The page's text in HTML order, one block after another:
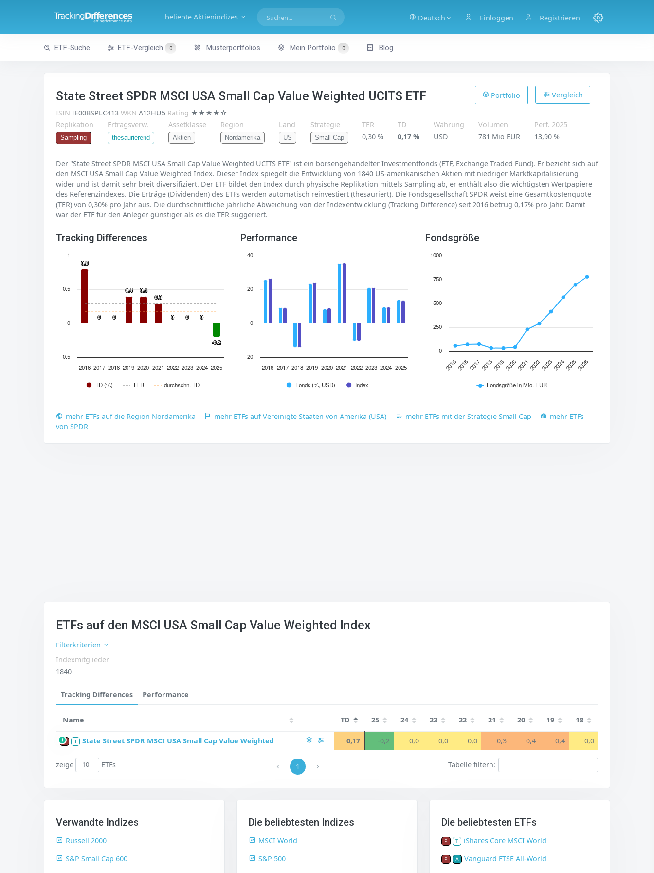
Deutsch Einloggen Registrieren
beliebte Aktienindizes
ETF-Suche ETF-Vergleich 0 Musterportfolios Mein Portfolio 0 Blog
State Street SPDR MSCI USA Small Cap Value Weighted UCITS ETF Vergleich
Portfolio
ISIN IE00BSPLC413 WKN A12HU5 Rating ★★★★☆
Replikation
Sampling
Ertragsverw.
thesaurierend
Assetklasse
Aktien
Region
Nordamerika
Land
US
Strategie
Small Cap
TER
0,30 %
TD
0,17 %
Währung
USD
Volumen
781 Mio EUR
Perf. 2025
13,90 %
Der "State Street SPDR MSCI USA Small Cap Value Weighted UCITS ETF" ist ein börsengehandelter Investmentfonds (ETF, Exchange Traded Fund). Er bezieht sich auf
den MSCI USA Small Cap Value Weighted Index. Dieser Index spiegelt die Entwicklung von 1840 US-amerikanischen Aktien mit niedriger Marktkapitalisierung
wider und ist damit sehr breit diversifiziert. Der ETF bildet den Index durch physische Replikation mittels Sampling ab, er enthält also die wichtigsten Wertpapiere
des Referenzindexes. Die Erträge (Dividenden) des ETFs werden automatisch reinvestiert (thesauriert). Die Fondsgesellschaft SPDR weist eine Gesamtkostenquote
(TER) von 0,30% pro Jahr aus. Die durchschnittliche jährliche Abweichung von der Indexentwicklung (Tracking Difference) seit 2016 betrug 0,17% pro Jahr. Damit
war der ETF für den Anleger günstiger als es die TER suggeriert.
Tracking Differences
0.8
0.8
0
0 0
0
0.4
0.4 0.4
0.4
0.3
0.3
0
0 0
0 0
0
-0.2
-0.2
TD (%) TER durchschn. TD
2016 2017 2018 2019 2020 2021 2022 2023 2024 2025
-0.5
0
0.5
1
Performance
Fonds (%, USD) Index
2016 2017 2018 2019 2020 2021 2022 2023 2024 2025
-20
0
20
40
Fondsgröße
Fondsgröße in Mio. EUR
201520162017201820192020202120222023202420252026
0
250
500
750
1000
mehr ETFs auf die Region Nordamerika mehr ETFs auf Vereinigte Staaten von Amerika (USA) mehr ETFs mit der Strategie Small Cap
mehr ETFs
von SPDR
ETFs auf den MSCI USA Small Cap Value Weighted Index
Filterkriterien
Indexmitglieder
1840
Tracking Differences Performance
Name TD 25 24 23 22 21 20 19 18
P T State Street SPDR MSCI USA Small Cap Value Weighted 0,17 -0,2 0,0 0,0 0,0 0,3 0,4 0,4 0,0
Tabelle filtern:
1
zeige ETFs
Verwandte Indizes
Russell 2000
S&P Small Cap 600
Die beliebtesten Indizes
MSCI World
S&P 500
Die beliebtesten ETFs
P T iShares Core MSCI World
P A
Vanguard FTSE All-World